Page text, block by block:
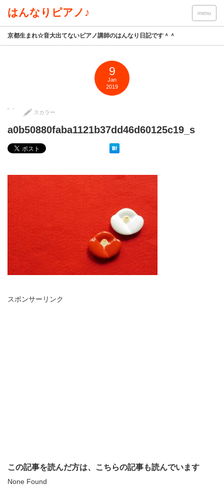
はんなりピアノ♪ menu
京都生まれ☆音大出てないピアノ講師のはんなり日記です＾＾
9
Jan
2019
スカラー
a0b50880faba1121b37dd46d60125c19_s
スポンサーリンク
この記事を読んだ方は、こちらの記事も読んでいます
None Found